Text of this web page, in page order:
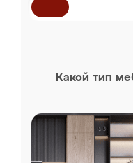
Какой тип